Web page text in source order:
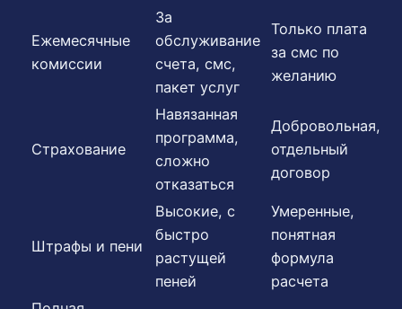
Ежемесячные
комиссии
За
обслуживание
счета, смс,
пакет услуг
Только плата
за смс по
желанию
Страхование
Навязанная
программа,
сложно
отказаться
Добровольная,
отдельный
договор
Штрафы и пени
Высокие, с
быстро
растущей
пеней
Умеренные,
понятная
формула
расчета